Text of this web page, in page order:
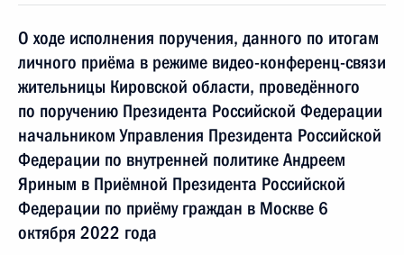
О ходе исполнения поручения, данного по итогам
личного приёма в режиме видео-конференц-связи
жительницы Кировской области, проведённого
по поручению Президента Российской Федерации
начальником Управления Президента Российской
Федерации по внутренней политике Андреем
Яриным в Приёмной Президента Российской
Федерации по приёму граждан в Москве 6
октября 2022 года